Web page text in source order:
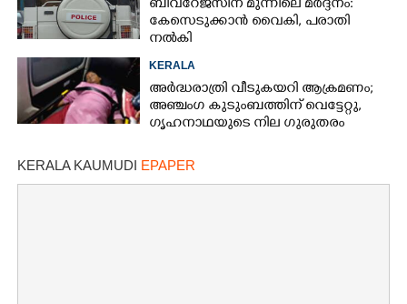
ബിവറേജസിന് മുന്നിലെ മർദ്ദനം:
കേസെടുക്കാൻ വൈകി, പരാതി
നൽകി
KERALA
അർദ്ധരാത്രി വീടുകയറി ആക്രമണം;
അഞ്ചംഗ കുടുംബത്തിന് വെട്ടേറ്റു,
ഗൃഹനാഥയുടെ നില ഗുരുതരം
KERALA KAUMUDI EPAPER